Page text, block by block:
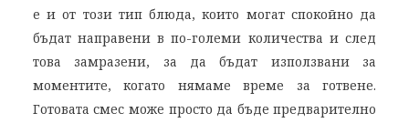
е и от този тип блюда, които могат спокойно да
бъдат направени в по-големи количества и след
това замразени, за да бъдат използвани за
моментите, когато нямаме време за готвене.
Готовата смес може просто да бъде предварително